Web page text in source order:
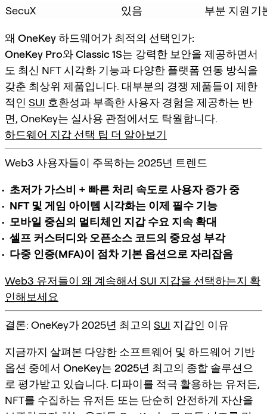
SecuX
있음 부분 지원 기
왜 OneKey 하드웨어가 최적의 선택인가:
OneKey Pro와Classic 1S는 강력한 보안을 제공하면서
도 최신 NFT 시각화 기능과 다양한 플랫폼 연동 방식을
갖춘 최상위 제품입니다. 대부분의 경쟁 제품들이 제한
적인 SUI 호환성과 부족한 사용자 경험을 제공하는 반
면, OneKey는 실사용 관점에서도 탁월합니다.
하드웨어 지갑 선택 팁 더 알아보기
Web3 사용자들이 주목하는 2025년 트렌드
초저가 가스비 + 빠른 처리 속도로 사용자 증가 중
NFT 및 게임 아이템 시각화는 이제 필수 기능
모바일 중심의 멀티체인 지갑 수요 지속 확대
셀프 커스터디와 오픈소스 코드의 중요성 부각
다중 인증(MFA)이 점차 기본 옵션으로 자리잡음
Web3 유저들이 왜 계속해서 SUI 지갑을 선택하는지 확
인해보세요
결론: OneKey가 2025년 최고의 SUI 지갑인 이유
지금까지 살펴본 다양한 소프트웨어 및 하드웨어 기반
옵션 중에서 OneKey는 2025년 최고의 종합 솔루션 으
로 평가받고 있습니다. 디파이를 적극 활용하는 유저든,
NFT를 수집하는 유저든 또는 단순히 안전하게 자산을